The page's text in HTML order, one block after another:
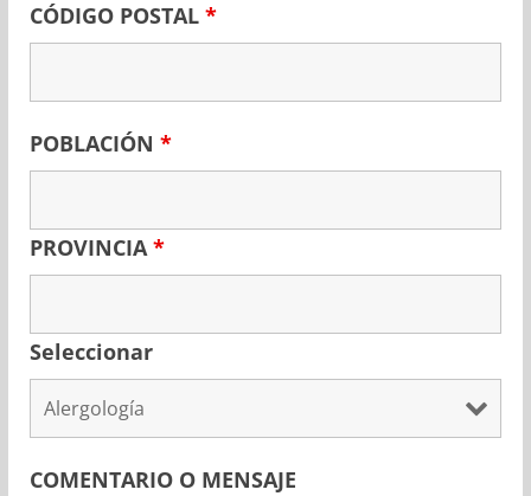
CÓDIGO POSTAL *
POBLACIÓN *
PROVINCIA*
Seleccionar
COMENTARIO O MENSAJE